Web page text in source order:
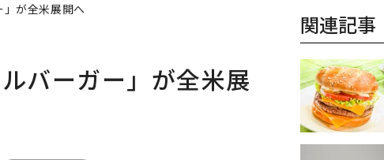
が全米展開へ
バーガー」が全米展
関連記事